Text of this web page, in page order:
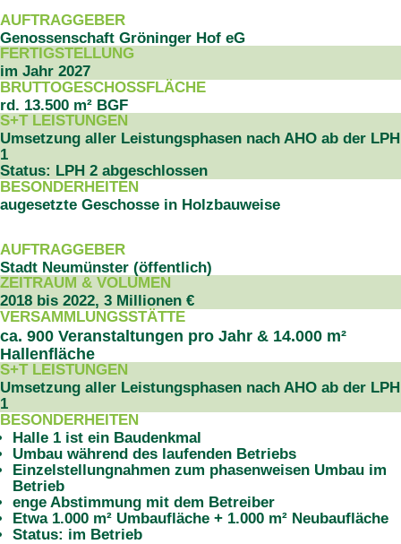
AUFTRAGGEBER
Genossenschaft Gröninger Hof eG
FERTIGSTELLUNG
im Jahr 2027
BRUTTOGESCHOSSFLÄCHE
rd. 13.500 m² BGF
S+T LEISTUNGEN
Umsetzung aller Leistungsphasen nach AHO ab der LPH
1
Status: LPH 2 abgeschlossen
BESONDERHEITEN
augesetzte Geschosse in Holzbauweise
AUFTRAGGEBER
Stadt Neumünster (öffentlich)
ZEITRAUM & VOLUMEN
2018 bis 2022, 3 Millionen €
VERSAMMLUNGSSTÄTTE
ca. 900 Veranstaltungen pro Jahr & 14.000 m²
Hallenfläche
S+T LEISTUNGEN
Umsetzung aller Leistungsphasen nach AHO ab der LPH
1
BESONDERHEITEN
Halle 1 ist ein Baudenkmal
Umbau während des laufenden Betriebs
Einzelstellungnahmen zum phasenweisen Umbau im
Betrieb
enge Abstimmung mit dem Betreiber
Etwa 1.000 m² Umbaufläche + 1.000 m² Neubaufläche
Status: im Betrieb